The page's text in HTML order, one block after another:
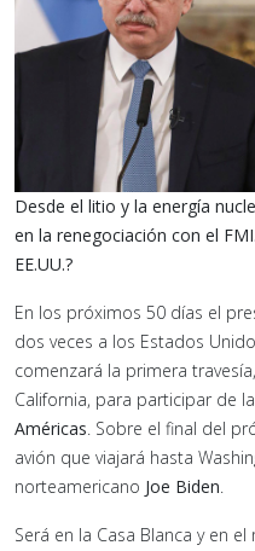
Desde el litio y la energía
en la renegociación con el
EE.UU.?
En los próximos 50 días el
dos veces a los Estados
comenzará la primera
California, para participar de la
Américas. Sobre el final del
avión que viajará hasta
norteamericano Joe Biden.
Será en la Casa Blanca y en